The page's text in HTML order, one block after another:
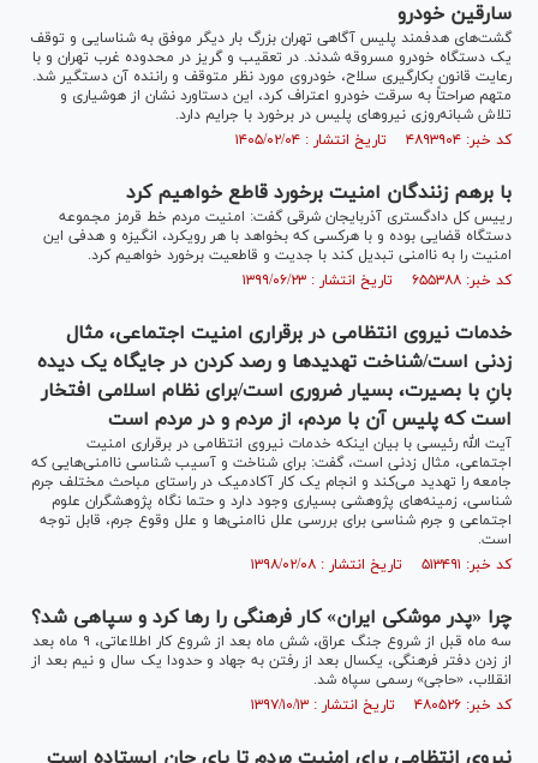
سارقین خودرو
گشت‌های هدفمند پلیس آگاهی تهران بزرگ بار دیگر موفق به شناسایی و توقف
یک دستگاه خودرو مسروقه شدند. در تعقیب و گریز در محدوده غرب تهران و با
رعایت قانون بکارگیری سلاح، خودروی مورد نظر متوقف و راننده آن دستگیر شد.
متهم صراحتاً به سرقت خودرو اعتراف کرد، این دستاورد نشان از هوشیاری و
تلاش شبانه‌روزی نیروهای پلیس در برخورد با جرایم دارد.
کد خبر: ۴۸۹۳۹۰۴ تاریخ انتشار : ۱۴۰۵/۰۲/۰۴
با برهم زنندگان امنیت برخورد قاطع خواهیم کرد
رییس کل دادگستری آذربایجان شرقی گفت: امنیت مردم خط قرمز مجموعه
دستگاه قضایی بوده و با هرکسی که بخواهد با هر رویکرد، انگیزه و هدفی این
امنیت را به ناامنی تبدیل کند با جدیت و قاطعیت برخورد خواهیم کرد.
کد خبر: ۶۵۵۳۸۸ تاریخ انتشار : ۱۳۹۹/۰۶/۲۳
خدمات نیروی انتظامی در برقراری امنیت اجتماعی، مثال
زدنی است/شناخت تهدید‌ها و رصد کردن در جایگاه یک دیده
بانِ با بصیرت، بسیار ضروری است/برای نظام اسلامی افتخار
است که پلیس آن با مردم، از مردم و در مردم است
آیت الله رئیسی با بیان اینکه خدمات نیروی انتظامی در برقراری امنیت
اجتماعی، مثال زدنی است، گفت: برای شناخت و آسیب شناسی ناامنی‌هایی که
جامعه را تهدید می‌کند و انجام یک کار آکادمیک در راستای مباحث مختلف جرم
شناسی، زمینه‌های پژوهشی بسیاری وجود دارد و حتما نگاه پژوهشگران علوم
اجتماعی و جرم شناسی برای بررسی علل ناامنی‌ها و علل وقوع جرم، قابل توجه
است.
کد خبر: ۵۱۳۴۹۱ تاریخ انتشار : ۱۳۹۸/۰۲/۰۸
چرا «پدر موشکی ایران» کار فرهنگی را رها کرد و سپاهی شد؟
سه ماه قبل از شروع جنگ عراق، شش ماه بعد از شروع کار اطلاعاتی، ۹ ماه بعد
از زدن دفتر فرهنگی، یکسال بعد از رفتن به جهاد و حدودا یک سال و نیم بعد از
انقلاب، «حاجی» رسمی سپاه شد.
کد خبر: ۴۸۰۵۲۶ تاریخ انتشار : ۱۳۹۷/۱۰/۱۳